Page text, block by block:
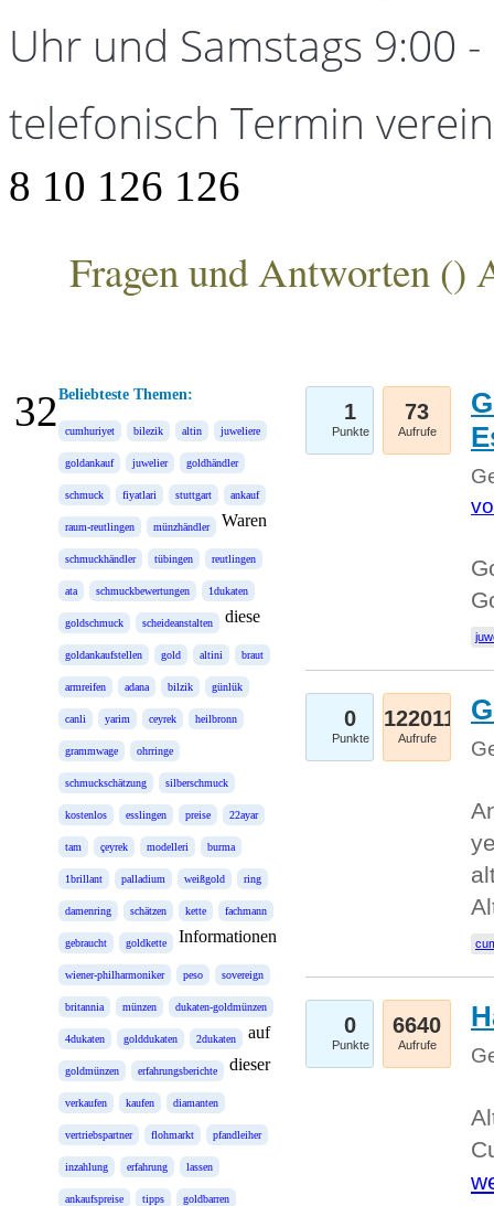
Uhr und Samstags 9:00
telefonisch Termin
8 10 126 126
Fragen und Antworten ()
Beliebteste Themen:
cumhuriyet bilezik altin juweliere
goldankauf juwelier goldhändler
schmuck fiyatlari stuttgart ankauf
raum-reutlingen münzhändler
schmuckhändler tübingen reutlingen
ata schmuckbewertungen 1dukaten
goldschmuck scheideanstalten
goldankaufstellen gold altini braut
armreifen adana bilzik günlük
canli yarim ceyrek heilbronn
grammwage ohrringe
schmuckschätzung silberschmuck
kostenlos esslingen preise 22ayar
tam çeyrek modelleri burma
1brillant palladium weißgold ring
damenring schätzen kette fachmann
gebraucht goldkette
wiener-philharmoniker peso sovereign
britannia münzen dukaten-goldmünzen
4dukaten golddukaten 2dukaten
goldmünzen erfahrungsberichte
verkaufen kaufen diamanten
vertriebspartner flohmarkt pfandleiher
inzahlung erfahrung lassen
ankaufspreise tipps goldbarren
Waren
diese
Informationen
auf
dieser
1
Punkte
73
Aufrufe
0
Punkte
122011
Aufrufe
0
Punkte
6640
Aufrufe
32